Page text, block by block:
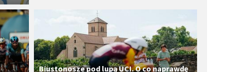
​Biustonosze pod lupą UCI. O co naprawdę